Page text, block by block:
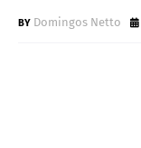
Domingos Netto